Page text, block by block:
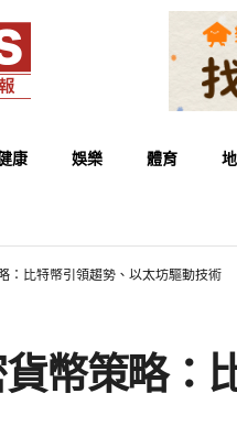
康 娛樂 體育
：比特幣引領趨勢、以太坊驅動技術
幣策略：